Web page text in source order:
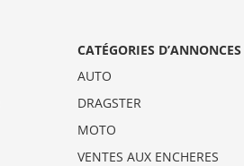
CATÉGORIES D’ANNONCES
AUTO
DRAGSTER
MOTO
VENTES AUX ENCHERES